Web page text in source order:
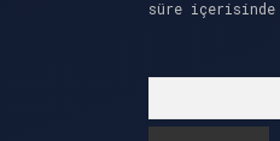
süre içerisinde